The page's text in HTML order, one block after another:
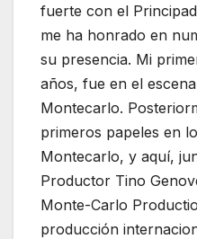
fuerte con el
me ha honrado en
su presencia. Mi
años, fue en el
Montecarlo.
primeros papeles en
Montecarlo, y aquí,
Productor Tino
Monte-Carlo
producción